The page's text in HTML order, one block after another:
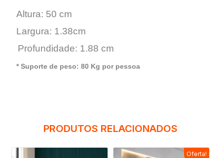
Altura: 50 cm
Largura: 1.38cm
Profundidade: 1.88 cm
* Suporte de peso: 80 Kg por pessoa
PRODUTOS RELACIONADOS
Oferta!